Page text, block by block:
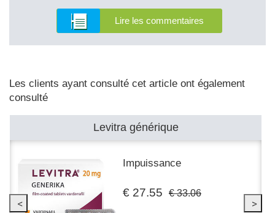
Lire les commentaires
Les clients ayant consulté cet article ont également
consulté
Levitra générique
Impuissance
€ 27.55 € 33.06